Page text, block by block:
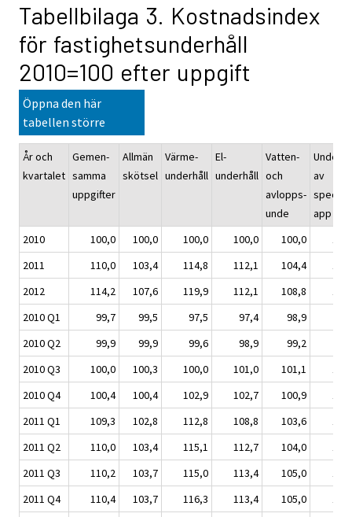
Tabellbilaga 3. Kostnadsindex
för fastighetsunderhåll
2010=100 efter uppgift
Öppna den här
tabellen större
År och
kvartalet
Gemen-
samma
uppgifter
Allmän
skötsel
Värme-
underhåll
El-
underhåll
Vatten-
och
avlopps-
unde
av
special-
app
2010
100,0 100,0 100,0 100,0 100,0
2011
110,0 103,4 114,8 112,1 104,4
2012
114,2 107,6 119,9 112,1 108,8
2010 Q1
99,7 99,5 97,5 97,4 98,9
2010 Q2
99,9 99,9 99,6 98,9 99,2
2010 Q3
100,0 100,3 100,0 101,0 101,1
2010 Q4
100,4 100,4 102,9 102,7 100,9
2011 Q1
109,3 102,8 112,8 108,8 103,6
2011 Q2
110,0 103,4 115,1 112,7 104,0
2011 Q3
110,2 103,7 115,0 113,4 105,0
2011 Q4
110,4 103,7 116,3 113,4 105,0